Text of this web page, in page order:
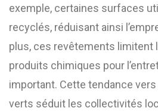
exemple, certaines surfaces
recyclés, réduisant ainsi
plus, ces revêtements limitent
produits chimiques pour
important. Cette tendance
verts séduit les collectivités